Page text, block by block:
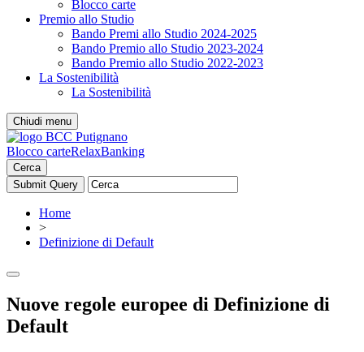
Blocco carte
Premio allo Studio
Bando Premi allo Studio 2024-2025
Bando Premio allo Studio 2023-2024
Bando Premio allo Studio 2022-2023
La Sostenibilità
La Sostenibilità
Chiudi menu
Blocco carteRelaxBanking
Cerca
Home
>
Definizione di Default
Nuove regole europee di Definizione di
Default